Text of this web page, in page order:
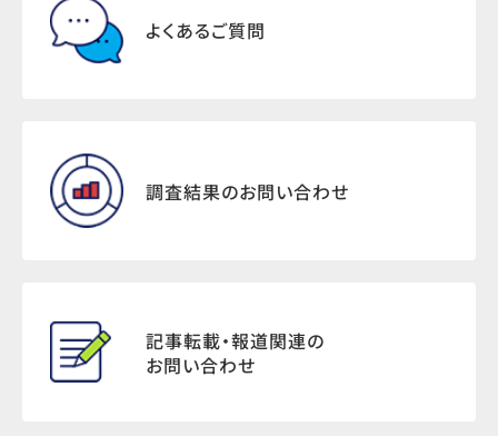
よくあるご質問
調査結果のお問い合わせ
記事転載・報道関連の
お問い合わせ